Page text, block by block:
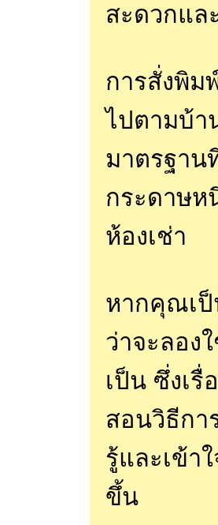
สะดวกแล
การสั่งพิม
ไปตามบ้า
มาตรฐาน
กระดาษห
ห้องเช่า
หากคุณเป็
ว่าจะลอง
เป็น ซึ่งเ
สอนวิธีกา
รู้และเข้า
ขึ้น